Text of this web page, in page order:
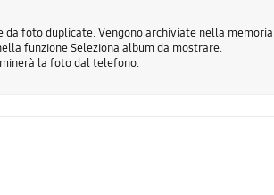
foto duplicate. Vengono archiviate nella
funzione Seleziona album da mostrare.
la foto dal telefono.